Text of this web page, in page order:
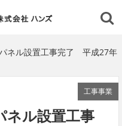
ネル設置工事完了 平成27年
工事事業
ネル設置工事